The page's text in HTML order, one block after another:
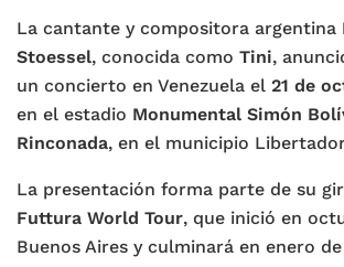
La cantante y compositora argentina
Stoessel, conocida como Tini,
un concierto en Venezuela el 21 de
en el estadio Monumental Simón
Rinconada, en el municipio
La presentación forma parte de su
Futtura World Tour, que inició en
Buenos Aires y culminará en enero